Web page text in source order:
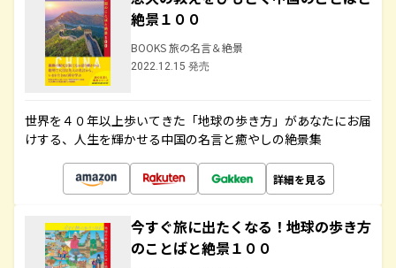
絶景１００
BOOKS 旅の名言＆絶景
2022.12.15 発売
世界を４０年以上歩いてきた「地球の歩き方」があなたにお届
けする、人生を輝かせる中国の名言と癒やしの絶景集
詳細を見る
今すぐ旅に出たくなる！地球の歩き方
のことばと絶景１００